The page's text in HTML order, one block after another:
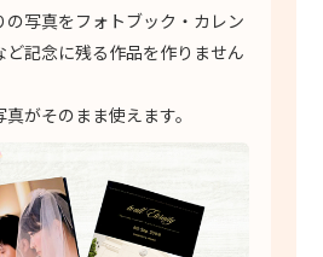
の写真をフォトブック・カレン
ど記念に残る作品を作りません
がそのまま使えます。